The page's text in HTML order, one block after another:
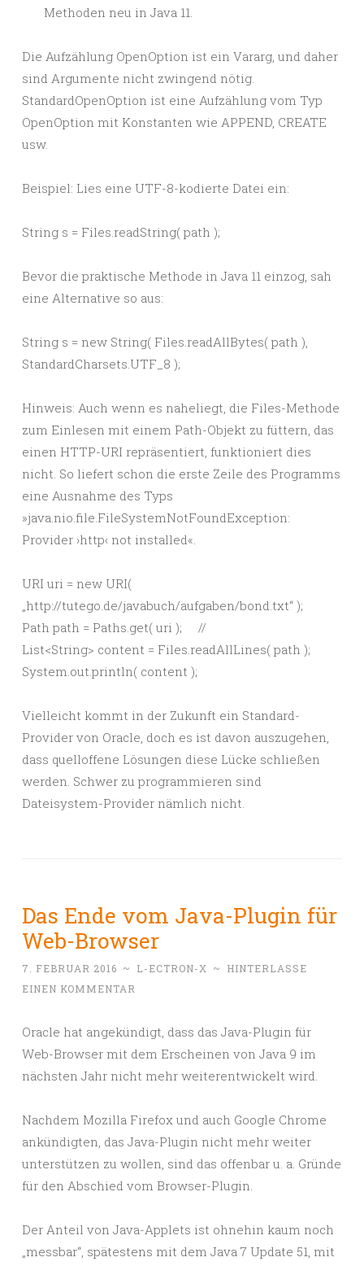
Methoden neu in Java 11.
Die Aufzählung OpenOption ist ein Vararg, und daher
sind Argumente nicht zwingend nötig.
StandardOpenOption ist eine Aufzählung vom Typ
OpenOption mit Konstanten wie APPEND, CREATE
usw.
Beispiel: Lies eine UTF-8-kodierte Datei ein:
String s = Files.readString( path );
Bevor die praktische Methode in Java 11 einzog, sah
eine Alternative so aus:
String s = new String( Files.readAllBytes( path ),
StandardCharsets.UTF_8 );
Hinweis: Auch wenn es naheliegt, die Files-Methode
zum Einlesen mit einem Path-Objekt zu füttern, das
einen HTTP-URI repräsentiert, funktioniert dies
nicht. So liefert schon die erste Zeile des Programms
eine Ausnahme des Typs
»java.nio.file.FileSystemNotFoundException:
Provider ›http‹ not installed«.
URI uri = new URI(
„http://tutego.de/javabuch/aufgaben/bond.txt“ );
Path path = Paths.get( uri ); //
List<String> content = Files.readAllLines( path );
System.out.println( content );
Vielleicht kommt in der Zukunft ein Standard-
Provider von Oracle, doch es ist davon auszugehen,
dass quelloffene Lösungen diese Lücke schließen
werden. Schwer zu programmieren sind
Dateisystem-Provider nämlich nicht.
Das Ende vom Java-Plugin für
Web-Browser
7. FEBRUAR 2016 ~ L-ECTRON-X ~
HINTERLASSE
EINEN KOMMENTAR
Oracle hat angekündigt, dass das Java-Plugin für
Web-Browser mit dem Erscheinen von Java 9 im
nächsten Jahr nicht mehr weiterentwickelt wird.
Nachdem Mozilla Firefox und auch Google Chrome
ankündigten, das Java-Plugin nicht mehr weiter
unterstützen zu wollen, sind das offenbar u. a. Gründe
für den Abschied vom Browser-Plugin.
Der Anteil von Java-Applets ist ohnehin kaum noch
„messbar“, spätestens mit dem Java 7 Update 51, mit